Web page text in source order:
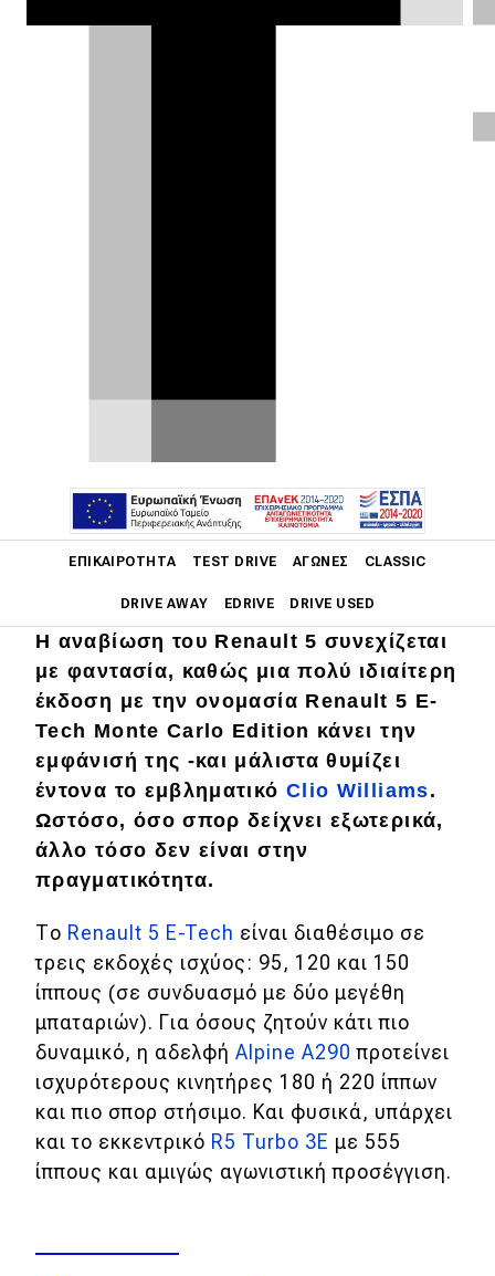
ΕΠΙΚΑΙΡΌΤΗΤΑ TEST DRIVE ΑΓΏΝΕΣ CLASSIC
DRIVE AWAY EDRIVE DRIVE USED
Main navigation
Επικαιρότητα
Νέα μοντέλα
Πρωτότυπα
Ελλάδα
Κόσμος
Ασφάλεια
Αγορά
Απόψεις
Test Drive
Δοκιμή
ιστορικό Clio Williams. Με χρυσές
ΦΩΤΟΓΡΑΦΙΕΣ
Η αναβίωση του Renault 5 συνεχίζεται
με φαντασία, καθώς μια πολύ ιδιαίτερη
έκδοση με την ονομασία Renault 5 E-
Tech Monte Carlo Edition κάνει την
εμφάνισή της -και μάλιστα θυμίζει
έντονα το εμβληματικό Clio Williams.
Ωστόσο, όσο σπορ δείχνει εξωτερικά,
άλλο τόσο δεν είναι στην
πραγματικότητα.
Το Renault 5 E-Tech είναι διαθέσιμο σε
τρεις εκδοχές ισχύος: 95, 120 και 150
ίππους (σε συνδυασμό με δύο μεγέθη
μπαταριών). Για όσους ζητούν κάτι πιο
δυναμικό, η αδελφή Alpine A290 προτείνει
ισχυρότερους κινητήρες 180 ή 220 ίππων
και πιο σπορ στήσιμο. Και φυσικά, υπάρχει
και το εκκεντρικό R5 Turbo 3E με 555
ίππους και αμιγώς αγωνιστική προσέγγιση.